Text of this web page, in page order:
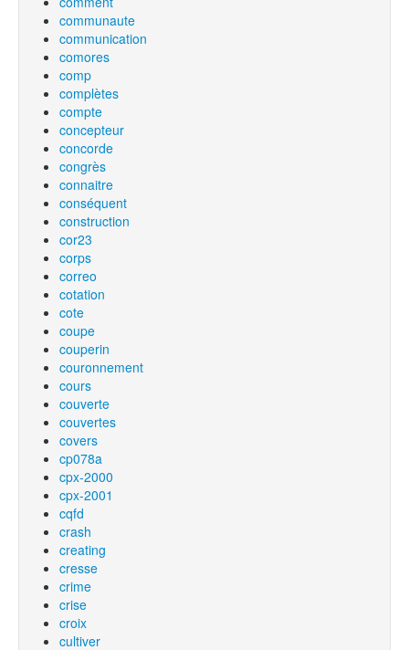
communaute
communication
comores
comp
complètes
compte
concepteur
concorde
congrès
connaitre
conséquent
construction
cor23
corps
correo
cotation
cote
coupe
couperin
couronnement
cours
couverte
couvertes
covers
cp078a
cpx-2000
cpx-2001
cqfd
crash
creating
cresse
crime
crise
croix
cultiver